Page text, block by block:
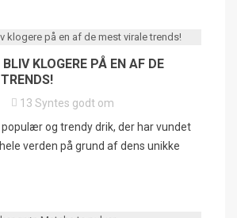
KLOGERE PÅ EN AF DE
13 Syntes godt om
populær og trendy drik, der har vundet
verden på grund af dens unikke